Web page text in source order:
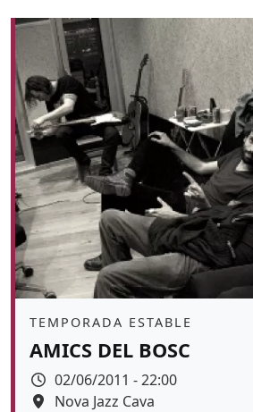
Àmbit
TEMPORADA ESTABLE
AMICS DEL BOSC
Data
02/06/2011 - 22:00
Espai
Nova Jazz Cava